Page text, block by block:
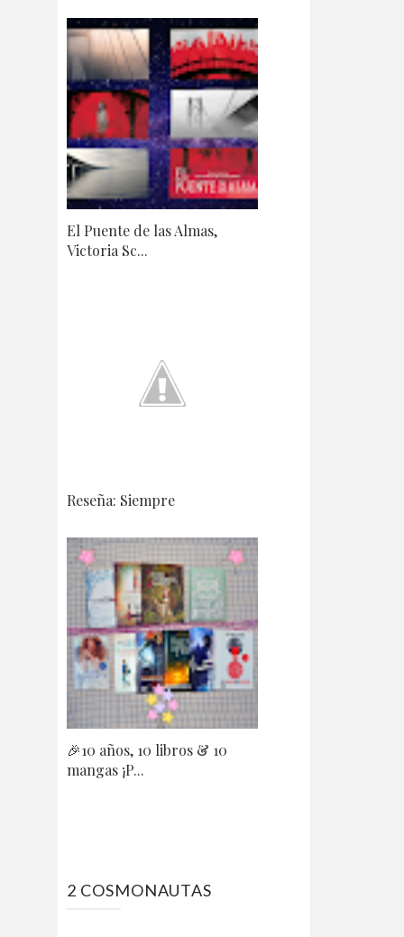
El Puente de las Almas,
Victoria Sc...
Reseña: Siempre
🎉10 años, 10 libros & 10
mangas ¡P...
2 COSMONAUTAS